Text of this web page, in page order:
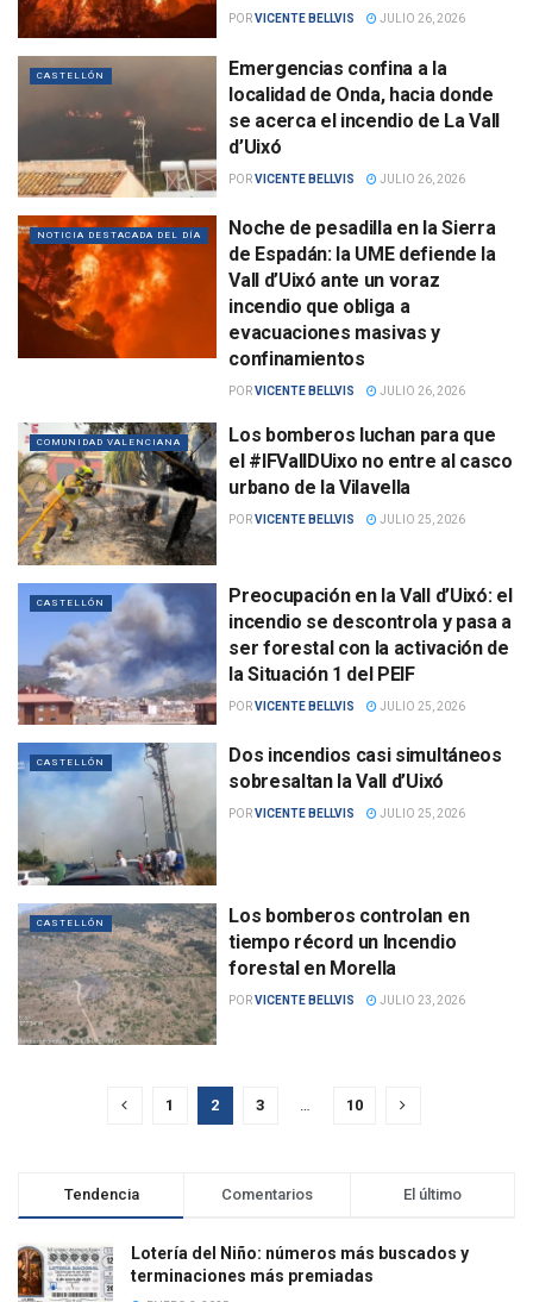
PORVICENTE BELLVIS JULIO 26, 2026
CASTELLÓN
Emergencias confina a la
localidad de Onda, hacia donde
se acerca el incendio de La Vall
d’Uixó
PORVICENTE BELLVIS JULIO 26, 2026
NOTICIA DESTACADA DEL DÍA
Noche de pesadilla en la Sierra
de Espadán: la UME defiende la
Vall d’Uixó ante un voraz
incendio que obliga a
evacuaciones masivas y
confinamientos
PORVICENTE BELLVIS JULIO 26, 2026
COMUNIDAD VALENCIANA
Los bomberos luchan para que
el #IFVallDUixo no entre al casco
urbano de la Vilavella
PORVICENTE BELLVIS JULIO 25, 2026
CASTELLÓN
Preocupación en la Vall d’Uixó: el
incendio se descontrola y pasa a
ser forestal con la activación de
la Situación 1 del PEIF
PORVICENTE BELLVIS JULIO 25, 2026
CASTELLÓN
Dos incendios casi simultáneos
sobresaltan la Vall d’Uixó
PORVICENTE BELLVIS JULIO 25, 2026
CASTELLÓN
Los bomberos controlan en
tiempo récord un Incendio
forestal en Morella
PORVICENTE BELLVIS JULIO 23, 2026
1 2 3 … 10
Tendencia Comentarios El último
Lotería del Niño: números más buscados y
terminaciones más premiadas